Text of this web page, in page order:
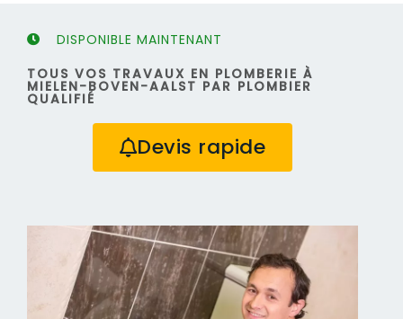
DISPONIBLE MAINTENANT
TOUS VOS TRAVAUX EN PLOMBERIE À
MIELEN-BOVEN-AALST PAR PLOMBIER
QUALIFIÉ
Devis rapide